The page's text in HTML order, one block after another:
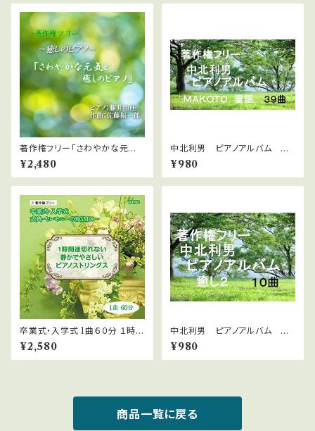
著作権フリー「さわやかな元気
と癒しのピアノ」
¥2,480
中北利男 ピアノアルバム M
AKOTO童謡 ３９曲
¥980
卒業式・入学式 1曲６０分 １時間
途切れない 式典用 静かでやさ
しいピアノストリングス WAVフ
ァイルダウンロード版
¥2,580
中北利男 ピアノアルバム 癒
し2
¥980
商品一覧に戻る